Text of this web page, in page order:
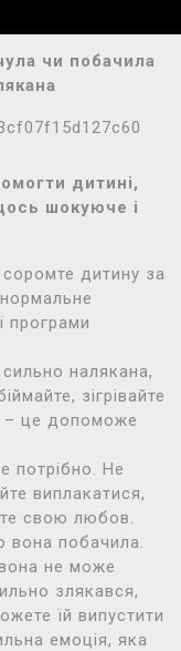
чи побачила
дитині,
шокуюче і
дитину за
програми
налякана,
зігрівайте
– це допоможе
потрібно. Не
виплакатися,
свою любов.
вона побачила.
не може
злякався,
їй випустити
емоція, яка